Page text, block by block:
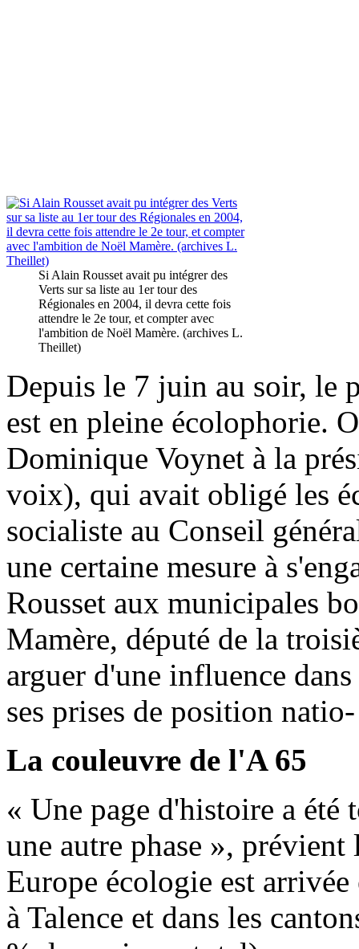
Si Alain Rousset avait pu intégrer des
Verts sur sa liste au 1er tour des
Régionales en 2004, il devra cette fois
attendre le 2e tour, et compter avec
l'ambition de Noël Mamère. (archives L.
Theillet)
Depuis le 7 juin au soir, le
est en pleine écolophorie.
Dominique Voynet à la
voix), qui avait obligé les
socialiste au Conseil
une certaine mesure à
Rousset aux municipales
Mamère, député de la
arguer d'une influence
ses prises de position
La couleuvre de l'A 65
« Une page d'histoire a été
une autre phase »,
Europe écologie est
à Talence et dans les